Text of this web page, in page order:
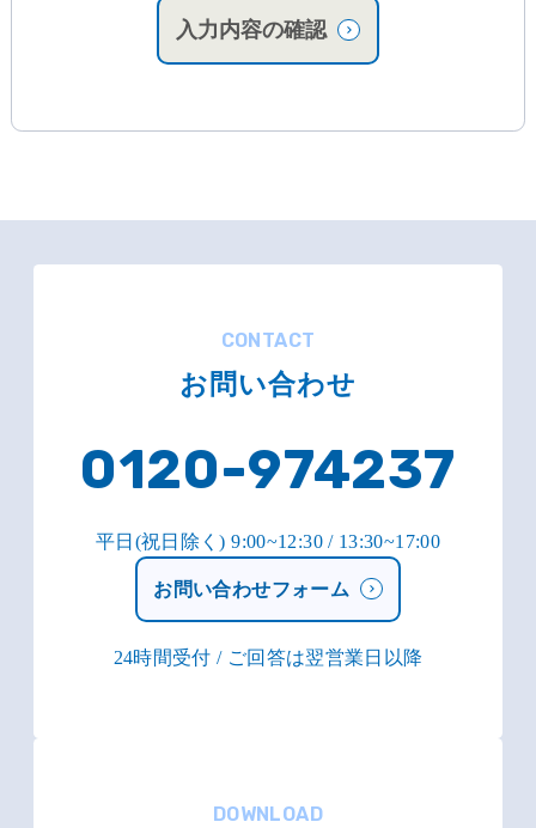
入力内容の確認
CONTACT
お問い合わせ
0120-974237
平日(祝日除く) 9:00~12:30 / 13:30~17:00
お問い合わせフォーム
24時間受付 / ご回答は翌営業日以降
DOWNLOAD